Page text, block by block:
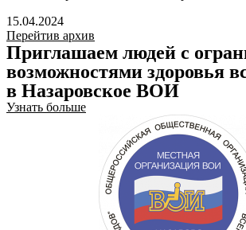
15.04.2024
Перейтив архив
Приглашаем людей c
возможностями здоровья
в Назаровское ВОИ
Узнать больше